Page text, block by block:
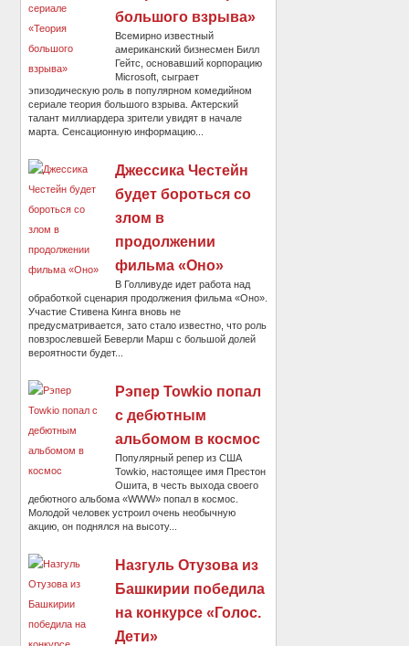
большого взрыва»
Всемирно известный
американский бизнесмен Билл
Гейтс, основавший корпорацию
Microsoft, сыграет
эпизодическую роль в популярном комедийном
сериале теория большого взрыва. Актерский
талант миллиардера зрители увидят в начале
марта. Сенсационную информацию...
Джессика Честейн
будет бороться со
злом в
продолжении
фильма «Оно»
В Голливуде идет работа над
обработкой сценария продолжения фильма «Оно».
Участие Стивена Кинга вновь не
предусматривается, зато стало известно, что роль
повзрослевшей Беверли Марш с большой долей
вероятности будет...
Рэпер Towkio попал
с дебютным
альбомом в космос
Популярный репер из США
Towkio, настоящее имя Престон
Ошита, в честь выхода своего
дебютного альбома «WWW» попал в космос.
Молодой человек устроил очень необычную
акцию, он поднялся на высоту...
Назгуль Отузова из
Башкирии победила
на конкурсе «Голос.
Дети»